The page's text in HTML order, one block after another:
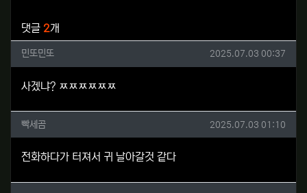
댓글 2개
민또민또님의 댓글
민또민또 작성일
2025.07.03 00:37
사겠냐? ㅉㅉㅉㅉㅉㅉ
빡세곰님의 댓글
빡세곰 작성일
2025.07.03 01:10
전화하다가 터져서 귀 날아갈것 같다